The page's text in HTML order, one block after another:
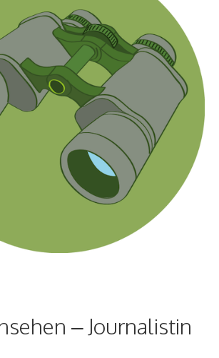
– Journalistin